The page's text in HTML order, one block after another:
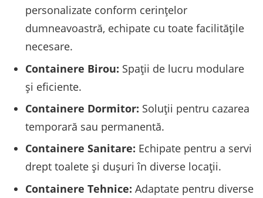
personalizate conform cerințelor
dumneavoastră, echipate cu toate facilitățile
necesare.
Containere Birou: Spații de lucru modulare
și eficiente.
Containere Dormitor: Soluții pentru cazarea
temporară sau permanentă.
Containere Sanitare: Echipate pentru a servi
drept toalete și dușuri în diverse locații.
Containere Tehnice: Adaptate pentru diverse